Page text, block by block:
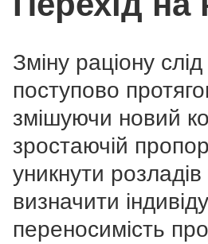
Зміну раціону
поступово
змішуючи новий
зростаючій
уникнути
визначити
переносимість